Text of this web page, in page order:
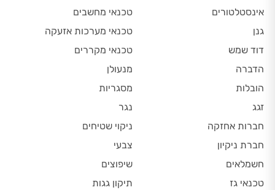
אינסטלטורים
גנן
דוד שמש
הדברה
הובלות
זגג
חברות אחזקה
חברת ניקיון
חשמלאים
טכנאי גז
טכנאי מחשבים
טכנאי מערכות אזעקה
טכנאי מקררים
מנעולן
מסגריות
נגר
ניקוי שטיחים
צבעי
שיפוצים
תיקון גגות